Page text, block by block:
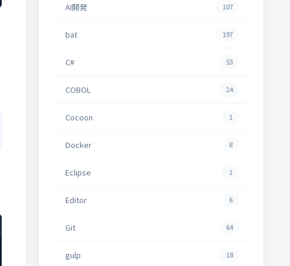
AI開発 107
bat 197
C# 53
COBOL 24
Cocoon 1
Docker 8
Eclipse 1
Editor 6
Git 64
gulp 18